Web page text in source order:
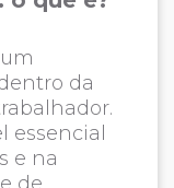
da
essencial
e na